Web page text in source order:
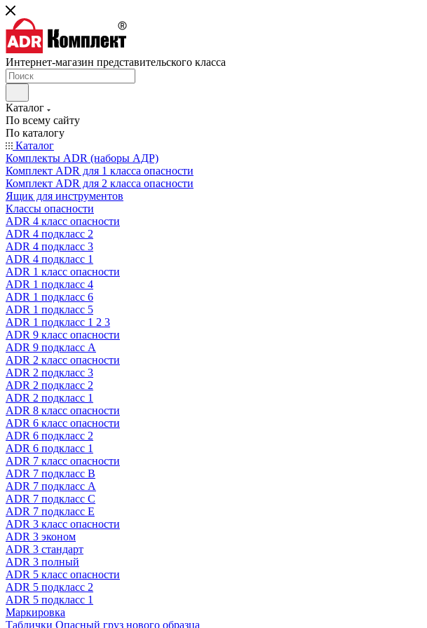
Интернет-магазин представительского класса
Каталог
По всему сайту
По каталогу
Каталог
Комплекты ADR (наборы АДР)
Комплект ADR для 1 класса опасности
Комплект ADR для 2 класса опасности
Ящик для инструментов
Классы опасности
ADR 4 класс опасности
ADR 4 подкласс 2
ADR 4 подкласс 3
ADR 4 подкласс 1
ADR 1 класс опасности
ADR 1 подкласс 4
ADR 1 подкласс 6
ADR 1 подкласс 5
ADR 1 подкласс 1 2 3
ADR 9 класс опасности
ADR 9 подкласс A
ADR 2 класс опасности
ADR 2 подкласс 3
ADR 2 подкласс 2
ADR 2 подкласс 1
ADR 8 класс опасности
ADR 6 класс опасности
ADR 6 подкласс 2
ADR 6 подкласс 1
ADR 7 класс опасности
ADR 7 подкласс B
ADR 7 подкласс A
ADR 7 подкласс C
ADR 7 подкласс E
ADR 3 класс опасности
ADR 3 эконом
ADR 3 стандарт
ADR 3 полный
ADR 5 класс опасности
ADR 5 подкласс 2
ADR 5 подкласс 1
Маркировка
Таблички Опасный груз нового образца